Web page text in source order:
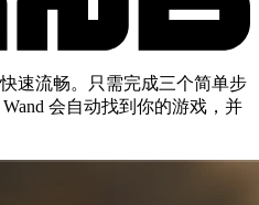
速流畅。只需完成三个简单步
会自动找到你的游戏，并